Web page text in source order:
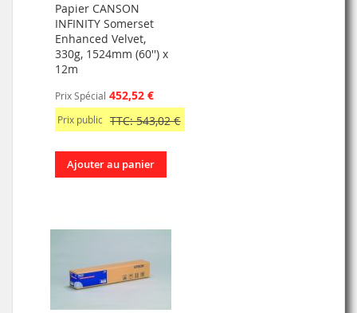
Papier CANSON
INFINITY Somerset
Enhanced Velvet,
330g, 1524mm (60'') x
12m
Prix Spécial 452,52 €
Prix public TTC: 543,02 €
Ajouter au panier